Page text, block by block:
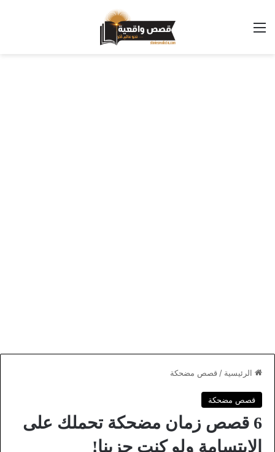
القائمة
الرئيسية / قصص مضحكة
قصص مضحكة
6 قصص زمان مضحكة تحملك على
الابتسامة ولو كنت حزينا!